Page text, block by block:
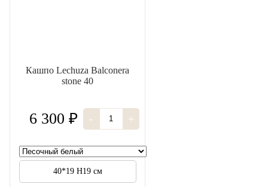
Кашпо Lechuza Balconera
stone 40
6 300 ₽ - +
40*19 H19 см